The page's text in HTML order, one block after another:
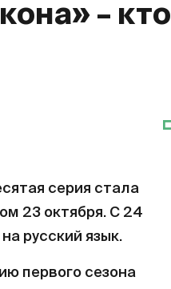
– кто
серия стала
23 октября. С 24
русский язык.
первого сезона